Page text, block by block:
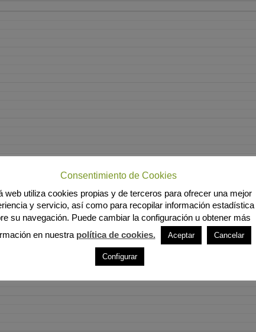
Consentimiento de Cookies
web utiliza cookies propias y de terceros para ofrecer una mejor
y servicio, así como para recopilar información estadística
su navegación. Puede cambiar la configuración u obtener más
en nuestra política de cookies. Aceptar Cancelar
Configurar